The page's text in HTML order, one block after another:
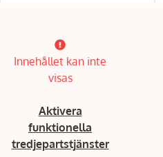
Innehållet kan inte
visas
Aktivera
funktionella
tredjepartstjänster